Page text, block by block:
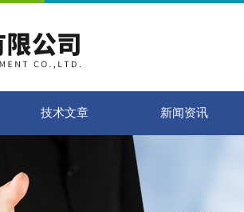
技术文章 新闻资讯